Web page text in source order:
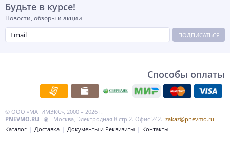
Будьте в курсе!
Новости, обзоры и акции
ПОДПИСАТЬСЯ
Способы оплаты
© ООО «МАГИМЭКС», 2000 – 2026 г.
PNEVMO.RU –◉– Москва, Электродная 8 стр 2. Офис 242. zakaz@pnevmo.ru
Каталог
Доставка Документы и Реквизиты Контакты